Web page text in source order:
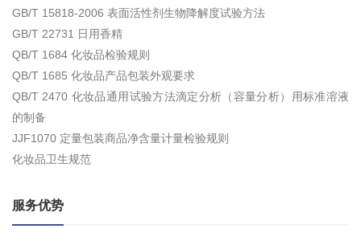
GB/T 15818-2006 表面活性剂生物降解度试验方法
GB/T 22731 日用香精
QB/T 1684 化妆品检验规则
QB/T 1685 化妆品产品包装外观要求
QB/T 2470 化妆品通用试验方法滴定分析（容量分析）用标准溶液
的制备
JJF1070 定量包装商品净含量计量检验规则
化妆品卫生规范
服务优势